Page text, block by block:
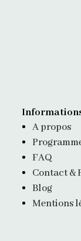
A propos
FAQ
Contact &
Blog
Mentions